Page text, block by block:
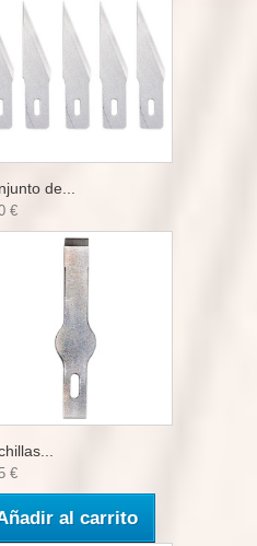
de...
€
€
al carrito